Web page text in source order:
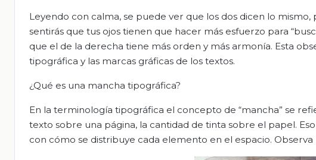
Leyendo con calma, se puede ver que los dos dicen lo
sentirás que tus ojos tienen que hacer más esfuerzo para
que el de la derecha tiene más orden y más armonía. Esta
tipográfica y las marcas gráficas de los textos.
¿Qué es una mancha tipográfica?
En la terminología tipográfica el concepto de “mancha” se
texto sobre una página, la cantidad de tinta sobre el papel.
con cómo se distribuye cada elemento en el espacio.